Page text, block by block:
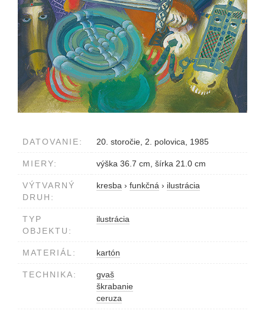
DATOVANIE: 20. storočie, 2. polovica, 1985
MIERY: výška 36.7 cm, šírka 21.0 cm
VÝTVARNÝ
DRUH:
kresba › funkčná › ilustrácia
TYP
OBJEKTU:
ilustrácia
MATERIÁL: kartón
TECHNIKA:
gvaš
škrabanie
ceruza